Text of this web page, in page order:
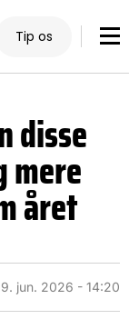
Tip os
disse
mere
året
jun. 2026 - 14:20